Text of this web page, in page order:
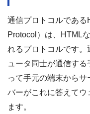
通信プロトコルである
Protocol）は、HTML
れるプロトコルです
ュータ同士が通信す
って手元の端末から
バーがこれに答えてウ
ます。